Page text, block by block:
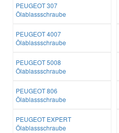
PEUGEOT 307
Ölablassschraube
PEUGEOT 4007
Ölablassschraube
PEUGEOT 5008
Ölablassschraube
PEUGEOT 806
Ölablassschraube
PEUGEOT EXPERT
Ölablassschraube